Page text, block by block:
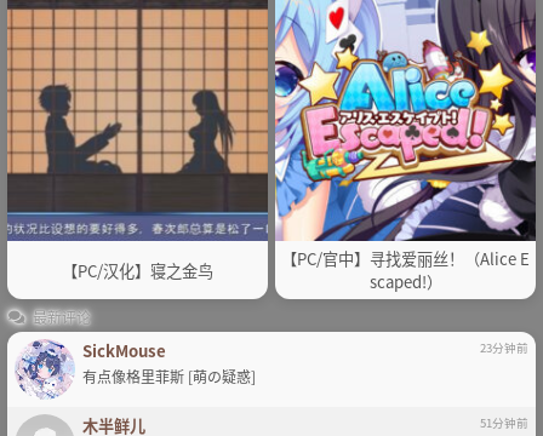
【PC/汉化】寝之金鸟
【PC/官中】寻找爱丽丝！（Alice E
scaped!）
最新评论
SickMouse 23分钟前
有点像格里菲斯 [萌の疑惑]
木半鲜儿 51分钟前